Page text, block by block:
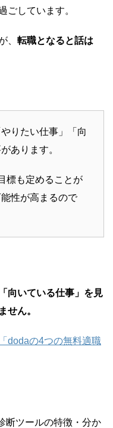
ごしています。
、 転職となると話は
りたい仕事」「向
あります。
標も定めることが
性が高まるので
向いている仕事」を見
せん。
「dodaの4つの無料適職
断ツールの特徴・分か